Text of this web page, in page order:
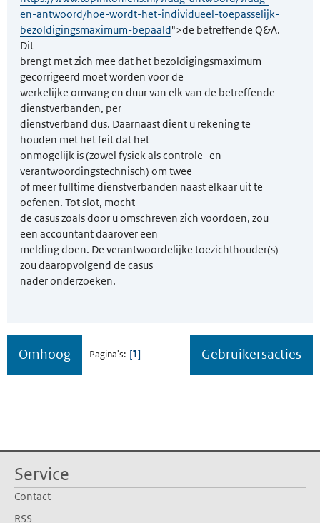
en-antwoord/hoe-wordt-het-individueel-toepasselijk-
bezoldigingsmaximum-bepaald">de betreffende Q&A.
Dit
brengt met zich mee dat het bezoldigingsmaximum
gecorrigeerd moet worden voor de
werkelijke omvang en duur van elk van de betreffende
dienstverbanden, per
dienstverband dus. Daarnaast dient u rekening te
houden met het feit dat het
onmogelijk is (zowel fysiek als controle- en
verantwoordingstechnisch) om twee
of meer fulltime dienstverbanden naast elkaar uit te
oefenen. Tot slot, mocht
de casus zoals door u omschreven zich voordoen, zou
een accountant daarover een
melding doen. De verantwoordelijke toezichthouder(s)
zou daaropvolgend de casus
nader onderzoeken.
Omhoog Pagina's 1 Gebruikersacties
Service
Contact
RSS